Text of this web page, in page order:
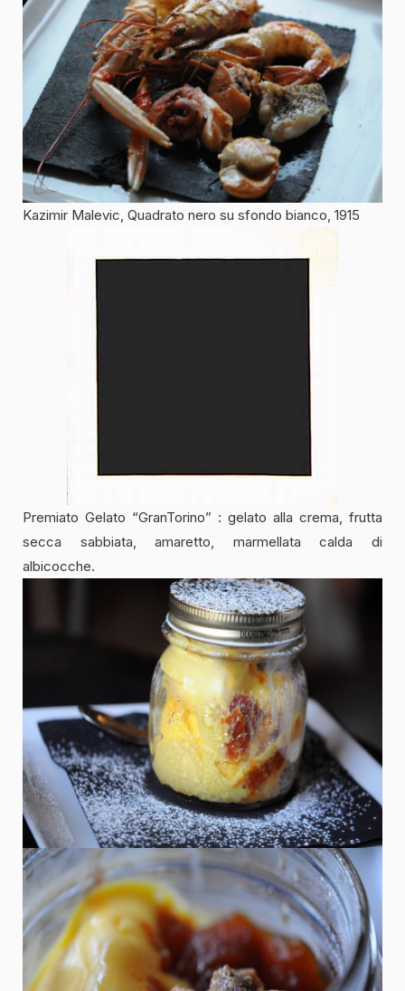
Kazimir Malevic, Quadrato nero su sfondo bianco, 1915
Premiato Gelato “GranTorino” : gelato alla crema, frutta
secca sabbiata, amaretto, marmellata calda di
albicocche.